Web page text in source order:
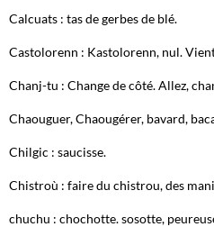
Calcuats : tas de gerbes de blé.
Castolorenn : Kastolorenn, nul.
Chanj-tu : Change de côté. Allez,
Chaouguer, Chaougérer, bavard,
Chilgic : saucisse.
Chistroù : faire du chistrou, des
chuchu : chochotte. sosotte,